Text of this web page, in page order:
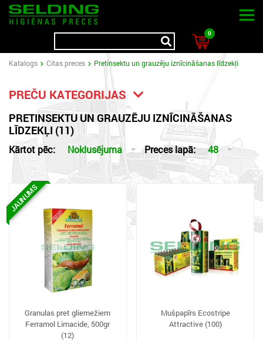
0
Katalogs Citas preces Pretinsektu un grauzēju iznīcināšanas līdzekļi
PREČU KATEGORIJAS
PRETINSEKTU UN GRAUZĒJU IZNĪCINĀŠANAS
LĪDZEKĻI (11)
Kārtot pēc: Noklusējuma Preces lapā: 48
JAUNUMS
Granulas pret gliemežiem
Ferramol Limacide, 500gr
(12)
Mušpapīrs Ecostripe
Attractive (100)